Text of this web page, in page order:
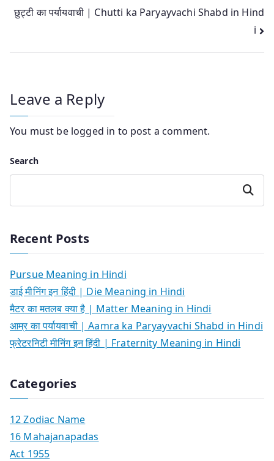
navigation
छुट्टी का पर्यायवाची | Chutti ka Paryayvachi Shabd in Hind
i
Leave a Reply
You must be logged in to post a comment.
Search
Search
Recent Posts
Pursue Meaning in Hindi
डाई मीनिंग इन हिंदी | Die Meaning in Hindi
मैटर का मतलब क्या है | Matter Meaning in Hindi
आम्र का पर्यायवाची | Aamra ka Paryayvachi Shabd in Hindi
फ्रेटरनिटी मीनिंग इन हिंदी | Fraternity Meaning in Hindi
Categories
12 Zodiac Name
16 Mahajanapadas
Act 1955